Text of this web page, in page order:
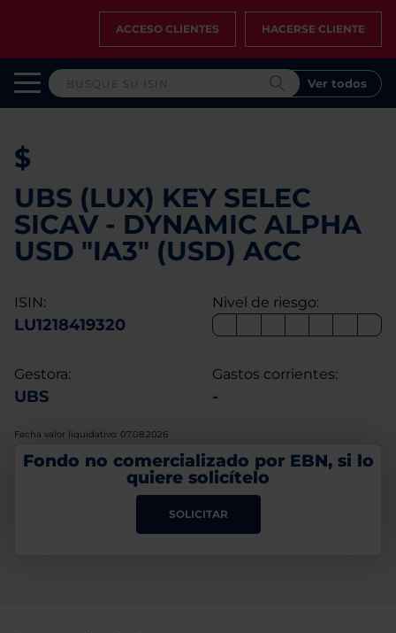
ACCESO CLIENTES HACERSE CLIENTE
Ver todos
$
UBS (LUX) KEY SELEC
SICAV - DYNAMIC ALPHA
USD "IA3" (USD) ACC
ISIN:
LU1218419320
Nivel de riesgo:
Gestora:
UBS
Gastos corrientes:
-
Fecha valor liquidativo: 07.08.2026
Fondo no comercializado por EBN, si lo
quiere solicítelo
SOLICITAR